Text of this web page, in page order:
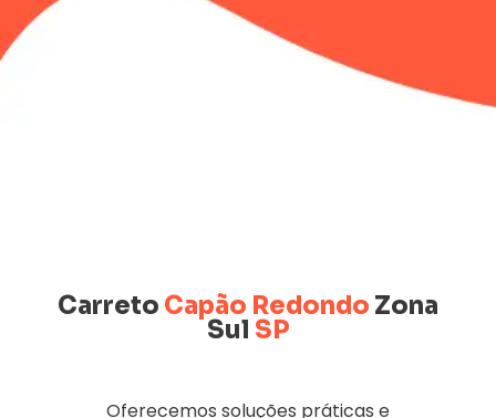
Carreto Capão Redondo Zona
Sul SP
Oferecemos soluções práticas e